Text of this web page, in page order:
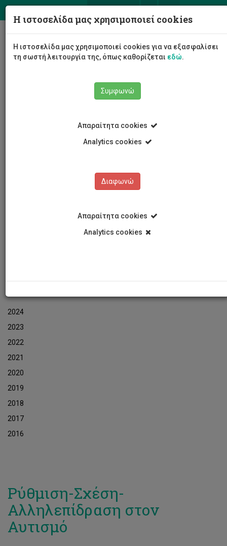
2024
2023
2022
2021
2020
2019
2018
2017
2016
Ρύθμιση-Σχέση-
Αλληλεπίδραση στον
Αυτισμό
Η ιστοσελίδα μας χρησιμοποιεί cookies
Η ιστοσελίδα μας χρησιμοποιεί cookies για να εξασφαλίσει
τη σωστή λειτουργία της, όπως καθορίζεται εδώ.
Συμφωνώ
Απαραίτητα cookies
Analytics cookies
Διαφωνώ
Απαραίτητα cookies
Analytics cookies